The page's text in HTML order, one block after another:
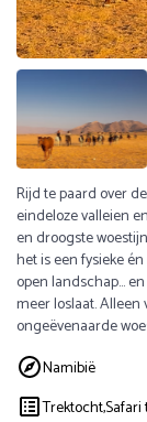
Rijd te paard over
eindeloze valleien
en droogste
het is een fysieke
open landschap...
meer loslaat.
ongeëvenaarde
Namibië
Trektocht,Safari